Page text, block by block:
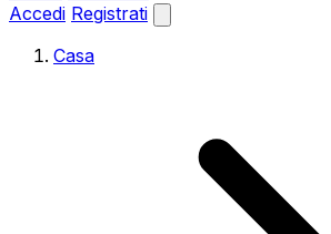
Accedi Registrati
Casa